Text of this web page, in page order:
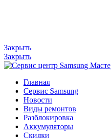
Закрыть
Закрыть
Главная
Сервис Samsung
Новости
Виды ремонтов
Разблокировка
Аккумуляторы
Скидки